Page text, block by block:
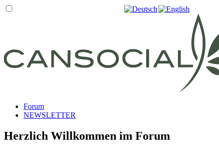
Forum
NEWSLETTER
Herzlich Willkommen im Forum